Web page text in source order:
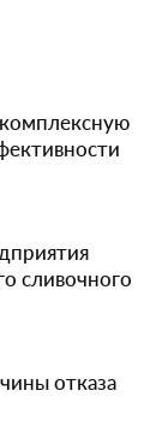
сливочного
отказа